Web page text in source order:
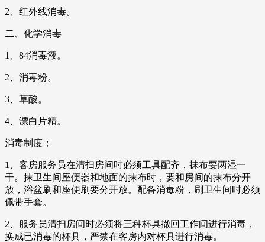
2、红外线消毒。
二、化学消毒
1、84消毒液。
2、消毒粉。
3、草酸。
4、漂白片精。
消毒制度；
1、客房服务员在清扫房间时必须工具配齐，抹布要两湿一
干。抹卫生间座便器和地面的抹布时，要和房间的抹布分开
放，浴盆刷和座便刷要分开放。配备消毒粉，刷卫生间时必须
佩带手套。
2、服务员清扫房间时必须将三种杯具撤回工作间进行消毒，
换成已消毒的杯具，严禁在客房内对杯具进行消毒。